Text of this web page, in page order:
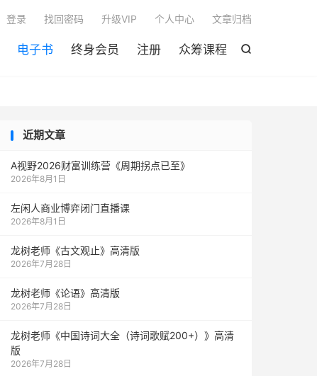

电子书 终身会员 注册 众筹课程
登录 找回密码 升级VIP 个人中心 文章归档
近期文章
A视野2026财富训练营《周期拐点已至》
2026年8月1日
左闲人商业博弈闭门直播课
2026年8月1日
龙树老师《古文观止》高清版
2026年7月28日
龙树老师《论语》高清版
2026年7月28日
龙树老师《中国诗词大全（诗词歌赋200+）》高清
版
2026年7月28日